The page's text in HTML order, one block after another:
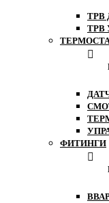
ТРВ
ТРВ
ФИТИНГИ